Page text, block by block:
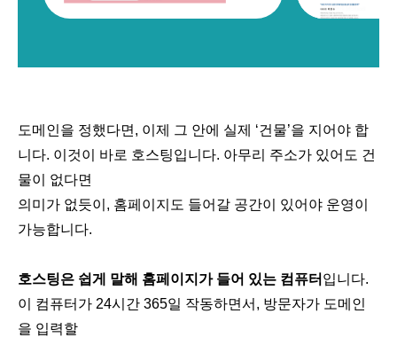
도메인을 정했다면, 이제 그 안에 실제 ‘건물’을 지어야 합
니다. 이것이 바로 호스팅입니다. 아무리 주소가 있어도 건
물이 없다면
의미가 없듯이, 홈페이지도 들어갈 공간이 있어야 운영이
가능합니다.
호스팅은 쉽게 말해 홈페이지가 들어 있는 컴퓨터 입니다.
이 컴퓨터가 24시간 365일 작동하면서, 방문자가 도메인
을 입력할